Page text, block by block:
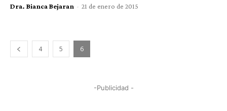
Dra. Bianca Bejaran - 21 de enero de 2015
4 5 6
-Publicidad -